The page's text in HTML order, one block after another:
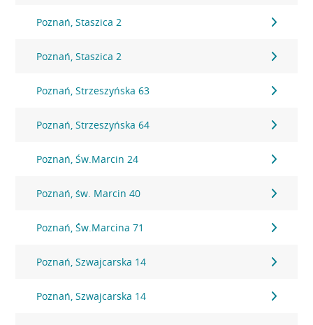
Poznań, Staszica 2
Poznań, Staszica 2
Poznań, Strzeszyńska 63
Poznań, Strzeszyńska 64
Poznań, Św.Marcin 24
Poznań, św. Marcin 40
Poznań, Św.Marcina 71
Poznań, Szwajcarska 14
Poznań, Szwajcarska 14